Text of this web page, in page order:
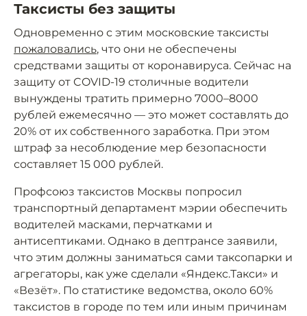
Таксисты без защиты
Одновременно с этим московские таксисты
пожаловались, что они не обеспечены
средствами защиты от коронавируса. Сейчас на
защиту от COVID-19 столичные водители
вынуждены тратить примерно 7000–8000
рублей ежемесячно — это может составлять до
20% от их собственного заработка. При этом
штраф за несоблюдение мер безопасности
составляет 15 000 рублей.
Профсоюз таксистов Москвы попросил
транспортный департамент мэрии обеспечить
водителей масками, перчатками и
антисептиками. Однако в дептрансе заявили,
что этим должны заниматься сами таксопарки и
агрегаторы, как уже сделали «Яндекс.Такси» и
«Везёт». По статистике ведомства, около 60%
таксистов в городе по тем или иным причинам